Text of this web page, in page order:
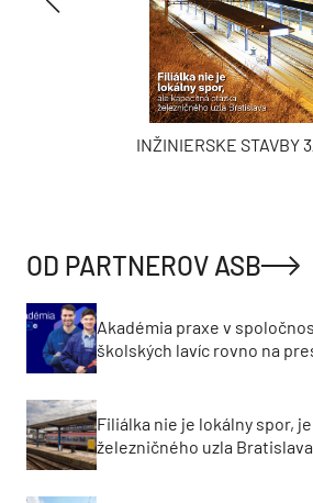
INŽINIERSKE STAVBY
OD PARTNEROV ASB
Akadémia praxe v
školských lavíc rovno na
Filiálka nie je lokálny spor,
železničného uzla Bratislava